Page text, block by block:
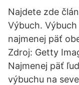
Najdete zde
Výbuch.
najmenej päť
Zdroj: Getty
Najmenej päť
výbuchu na